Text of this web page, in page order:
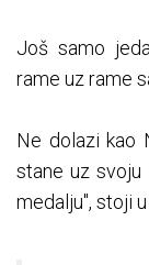
Još samo
rame uz rame
Ne dolazi kao
stane uz
medalju", stoji